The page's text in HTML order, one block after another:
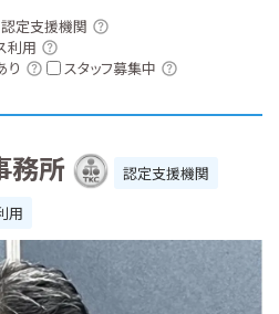
認定支援機関
利用
り
スタッフ募集中
務所
認定支援機関
用